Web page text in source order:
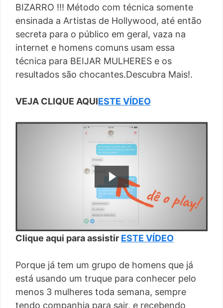
BIZARRO !!! Método com técnica somente
ensinada a Artistas de Hollywood, até então
secreta para o público em geral, vaza na
internet e homens comuns usam essa
técnica para BEIJAR MULHERES e os
resultados são chocantes.Descubra Mais!.
VEJA CLIQUE AQUIESTE VÍDEO
Clique aqui para assistir ESTE VÍDEO
Porque já tem um grupo de homens que já
está usando um truque para conhecer pelo
menos 3 mulheres toda semana, sempre
tendo companhia para sair, e recebendo